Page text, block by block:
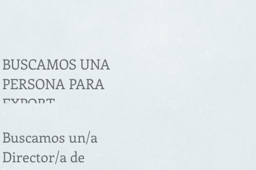
BUSCAMOS UNA
PERSONA PARA
EXPORT
SECTOR
ALIMENTACIÓN
Buscamos un/a
Director/a de